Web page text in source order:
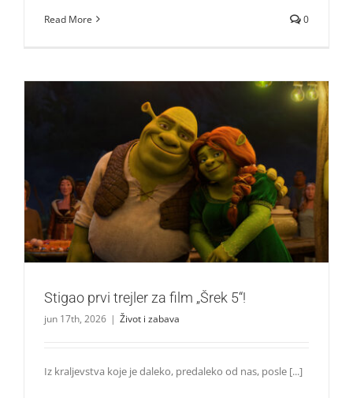
Read More 0
Stigao prvi trejler za film „Šrek 5“!
Život i zabava
Stigao prvi trejler za film „Šrek 5“!
jun 17th, 2026 | Život i zabava
Iz kraljevstva koje je daleko, predaleko od nas, posle [...]